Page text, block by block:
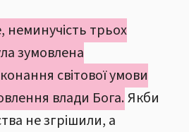
неминучість трьох
зумовлена
світової умови
влади Бога.Якби
не згрішили, а